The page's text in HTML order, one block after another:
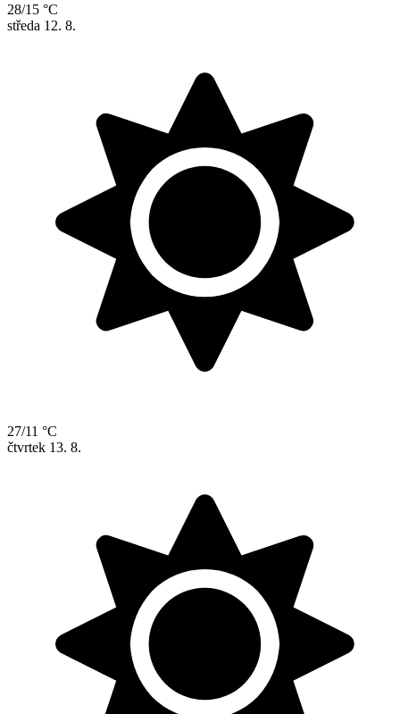
28/15 °C
středa 12. 8.
27/11 °C
čtvrtek 13. 8.